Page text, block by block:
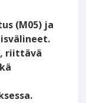
(M05) ja
riittävä